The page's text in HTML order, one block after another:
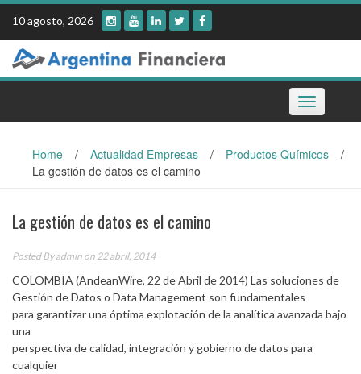
Skip
content
10 agosto, 2026
Toggle
navigation
Home / Actualidad Empresas / Productos Químicos
/
La gestión de datos es el camino
La gestión de datos es el camino
Posted Byadmin on 22 abril, 2014
COLOMBIA (AndeanWire, 22 de Abril de 2014) Las soluciones de
Gestión de Datos o Data Management son fundamentales
para garantizar una óptima explotación de la analítica avanzada bajo
una
perspectiva de calidad, integración y gobierno de datos para
cualquier